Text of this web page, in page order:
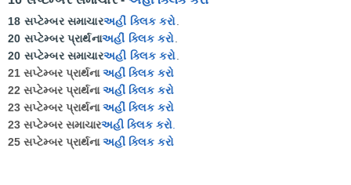
18 સપ્ટેમ્બર સમાચારઅહીં ક્લિક કરો
20 સપ્ટેમ્બર પ્રાર્થનાઅહીં ક્લિક કરો
20 સપ્ટેમ્બર સમાચારઅહી ક્લિક કરો
21 સપ્ટેમ્બર પ્રાર્થનાઅહીં ક્લિક કરો
22 સપ્ટેમ્બર પ્રાર્થનાઅહીં ક્લિક કરો
23 સપ્ટેમ્બર પ્રાર્થનાઅહીં ક્લિક કરો
23 સપ્ટેમ્બર સમાચારઅહી ક્લિક કરો
25 સપ્ટેમ્બર પ્રાર્થનાઅહીં ક્લિક કરો